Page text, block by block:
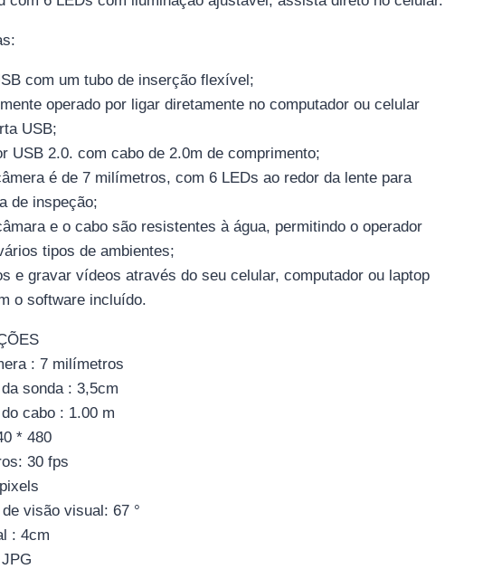
com um tubo de inserção flexível;
operado por ligar diretamente no computador ou celular
USB;
USB 2.0. com cabo de 2.0m de comprimento;
é de 7 milímetros, com 6 LEDs ao redor da lente para
de inspeção;
e o cabo são resistentes à água, permitindo o operador
tipos de ambientes;
e gravar vídeos através do seu celular, computador ou laptop
o software incluído.
: 7 milímetros
sonda : 3,5cm
cabo : 1.00 m
* 480
30 fps
visão visual: 67 °
: 4cm